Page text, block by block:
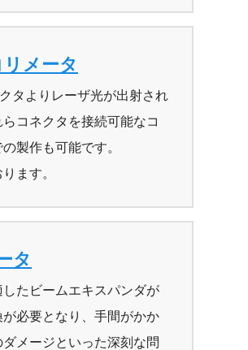
メータ
タよりレーザ光が出射され
コネクタを接続可能なコ
製作も可能です。
ます。
タ
たビームエキスパンダが
必要となり、手間がかか
メージといった深刻な問